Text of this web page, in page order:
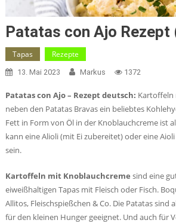
Patatas con Ajo Rezept
Tapas Rezepte
13. Mai 2023 Markus 1372
Patatas con Ajo – Rezept deutsch: Kartoffeln
neben den Patatas Bravas ein beliebtes
Fett in Form von Öl in der Knoblauchcreme ist
kann eine Alioli (mit Ei zubereitet) oder eine
sein.
Kartoffeln mit Knoblauchcreme sind eine
eiweißhaltigen Tapas mit Fleisch oder Fisch.
Allitos, Fleischspießchen & Co. Die Patatas sind
für den kleinen Hunger geeignet. Und auch für